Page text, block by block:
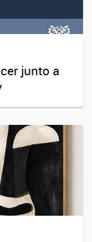
junto a